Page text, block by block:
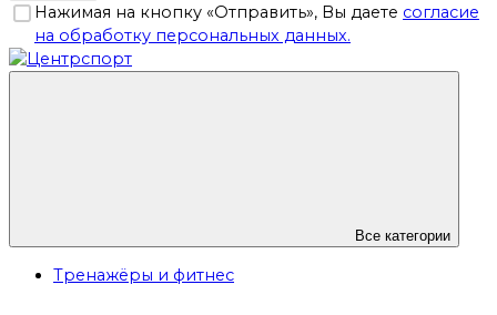
Нажимая на кнопку «Отправить», Вы даете согласие
на обработку персональных данных.
Все категории
Тренажёры и фитнес